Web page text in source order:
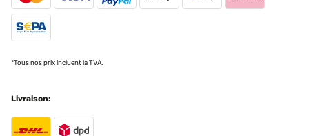
*Tous nos prix incluent la TVA.
Livraison: